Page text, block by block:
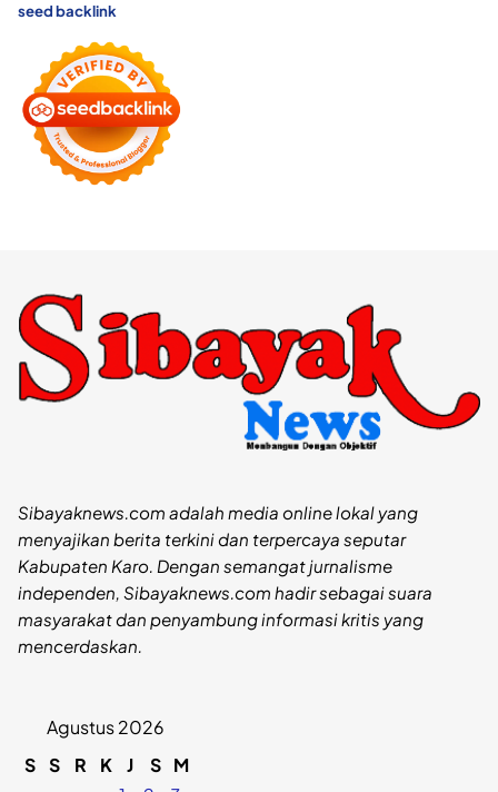
seed backlink
Sibayaknews.com adalah media online lokal yang
menyajikan berita terkini dan terpercaya seputar
Kabupaten Karo. Dengan semangat jurnalisme
independen, Sibayaknews.com hadir sebagai suara
masyarakat dan penyambung informasi kritis yang
mencerdaskan.
Agustus 2026
S S R K J S M